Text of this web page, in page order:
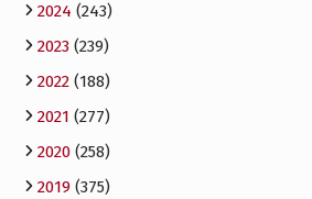
2024 (243)
2023(239)
2022(188)
2021 (277)
2020(258)
2019(375)